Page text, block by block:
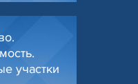
участки